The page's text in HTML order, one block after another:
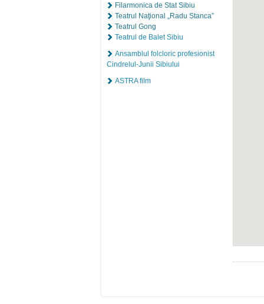
Filarmonica de Stat Sibiu
Teatrul Naţional „Radu Stanca”
Teatrul Gong
Teatrul de Balet Sibiu
Ansamblul folcloric profesionist
Cindrelul-Junii Sibiului
ASTRA film